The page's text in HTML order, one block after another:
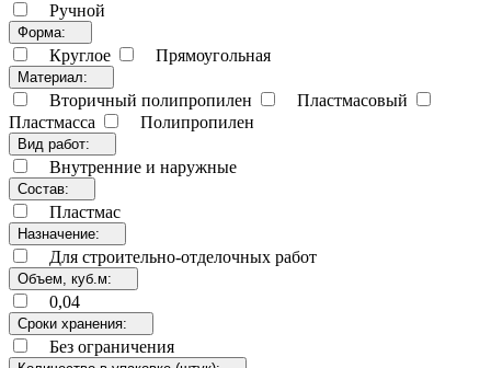
Ручной
Форма:
Круглое Прямоугольная
Материал:
Вторичный полипропилен
Пластмасовый
Пластмасса
Полипропилен
Вид работ:
Внутренние и наружные
Состав:
Пластмас
Назначение:
Для строительно-отделочных работ
Объем, куб.м:
0,04
Сроки хранения:
Без ограничения